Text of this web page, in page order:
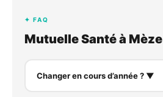
✦ FAQ
Mutuelle Santé à Mèze
Changer en cours d’année ? ▼